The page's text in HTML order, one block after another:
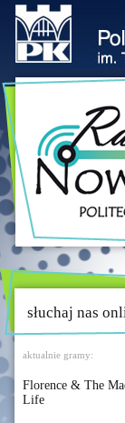
słuchaj nas
aktualnie gramy:
Florence & The
Life